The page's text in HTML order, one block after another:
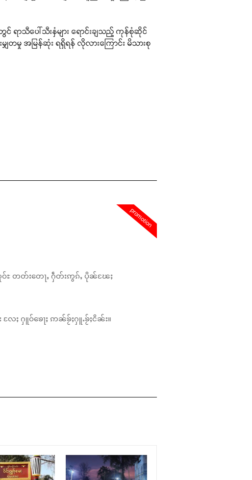
ရာသီပေါ်သီးနှံများ ရောင်းချသည့် ကုန်စုံဆိုင်
ျှတမှု အမြန်ဆုံး ရရှိရန် လိုလားကြောင်း မိသားစု
promotion
ဢူဝ်ႊ တတ်းတေႃႇ ႁဵတ်းဢွၵ်ႇ ပိုၼ်ၽႄႈ
လႄႈ ႁူဝ်ၶေႃႈ ဢၼ်ၶႂ်ႈႁူႉၶႂ်ႈငိၼ်း။